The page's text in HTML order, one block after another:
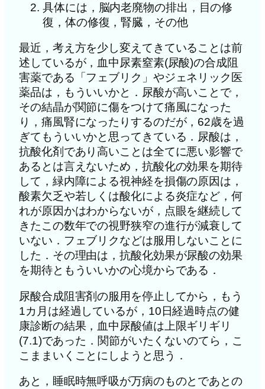
具体には，脳内老廃物の排出，目の修
復，体の修復，腎臓，その他
最近，考え方を少し変えてきていることは前
述しているが，血中尿素窒素(尿酸)の合成阻
害薬である「フェブリク」やジェネリック医
薬品は，もういいかと．尿酸が高いことで，
その結晶が関節に傷をつけて痛風になった
り，痛風腎になったりするのだが，62歳を過
ぎてもういいかと思ってきている．尿酸は，
抗酸化剤であり高いことは全てに悪い影響で
あるとは言えないため，抗酸化の効果を期待
して，緑内障による視神経を損傷の原因は，
酸素欠乏や若しくは酸化による炎症など，何
れが原因かはわからないが，点眼を継続して
きたこの数年での視野狭窄の進行が減衰して
いない．フェブリクなどは服用しないことに
した．その理由は，抗酸化効果が尿酸の効果
を期待ともういいかの心境からである．
尿酸合成阻害剤の服用を停止してから，もう
1カ月は経過しているが，10日経過時点の健
康診断の結果，血中尿酸値は上限ギリギリ
(7.1)であった．関節がいたくないのてら，こ
こままいくことにしようと思う．
あと，睡眠時無呼吸が万病のものとであとの